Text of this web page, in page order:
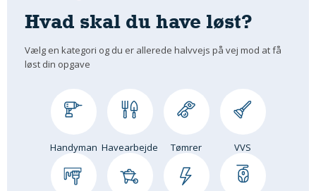
Hvad skal du have løst?
Vælg en kategori og du er allerede halvvejs på vej mod at få
løst din opgave
Handyman Havearbejde Tømrer VVS